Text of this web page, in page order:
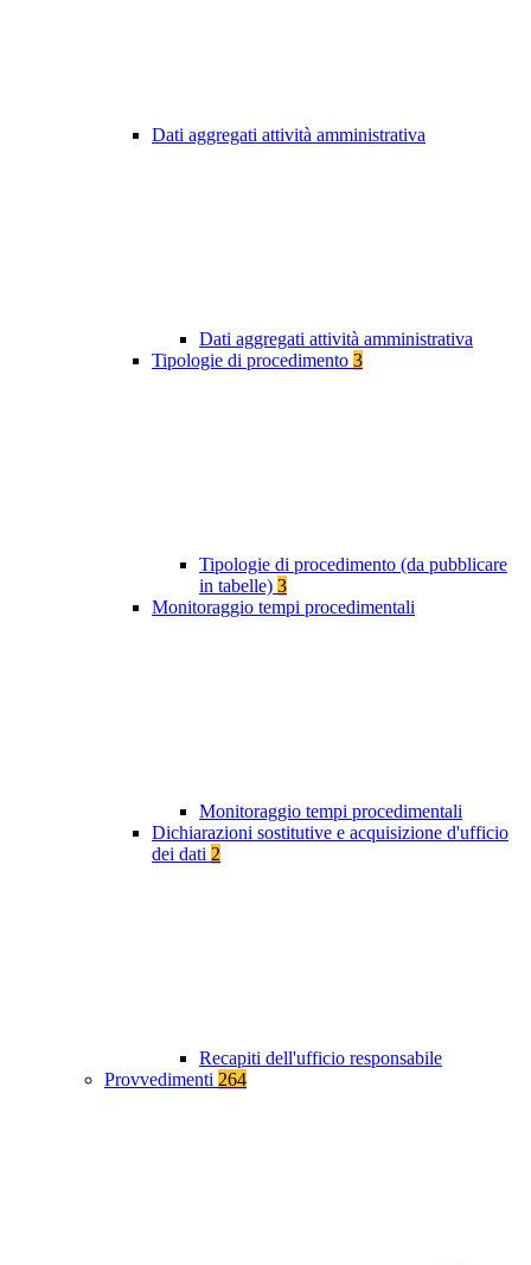
Dati aggregati attività amministrativa
Dati aggregati attività amministrativa
Tipologie di procedimento 3
Tipologie di procedimento (da pubblicare
in tabelle) 3
Monitoraggio tempi procedimentali
Monitoraggio tempi procedimentali
Dichiarazioni sostitutive e acquisizione d'ufficio
dei dati 2
Recapiti dell'ufficio responsabile
Provvedimenti 264